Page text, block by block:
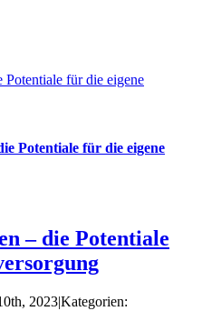
für die eigene
Potentiale für die eigene
– die Potentiale
2023|Kategorien: